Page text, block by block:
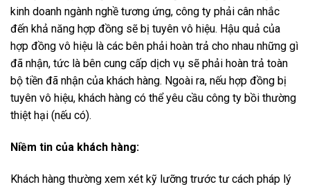
kinh doanh ngành nghề tương ứng, công ty phải cân nhắc
đến khả năng hợp đồng sẽ bị tuyên vô hiệu. Hậu quả của
hợp đồng vô hiệu là các bên phải hoàn trả cho nhau những gì
đã nhận, tức là bên cung cấp dịch vụ sẽ phải hoàn trả toàn
bộ tiền đã nhận của khách hàng. Ngoài ra, nếu hợp đồng bị
tuyên vô hiệu, khách hàng có thể yêu cầu công ty bồi thường
thiệt hại (nếu có).
Niềm tin của khách hàng:
Khách hàng thường xem xét kỹ lưỡng trước tư cách pháp lý